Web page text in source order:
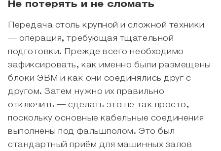
Не потерять и не сломать
Передача столь крупной и сложной техники
— операция, требующая тщательной
подготовки. Прежде всего необходимо
зафиксировать, как именно были размещены
блоки ЭВМ и как они соединялись друг с
другом. Затем нужно их правильно
отключить — сделать это не так просто,
поскольку основные кабельные соединения
выполнены под фальшполом. Это был
стандартный приём для машинных залов